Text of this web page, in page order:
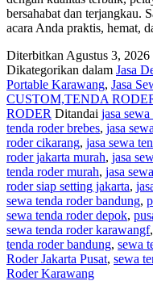
bersahabat dan terjangkau.
acara Anda praktis, hemat,
Diterbitkan Agustus 3, 2026
Dikategorikan dalam Jasa
Portable Karawang, Jasa
CUSTOM,TENDA
RODER Ditandai jasa
tenda roder brebes, jasa
roder cikarang, jasa sewa
roder jakarta murah, jasa
tenda roder murah, jasa
roder siap setting jakarta,
sewa tenda roder bandung,
sewa tenda roder depok,
sewa tenda roder karawangf,
tenda roder bandung, sewa
Roder Jakarta Pusat, sewa
Roder Karawang